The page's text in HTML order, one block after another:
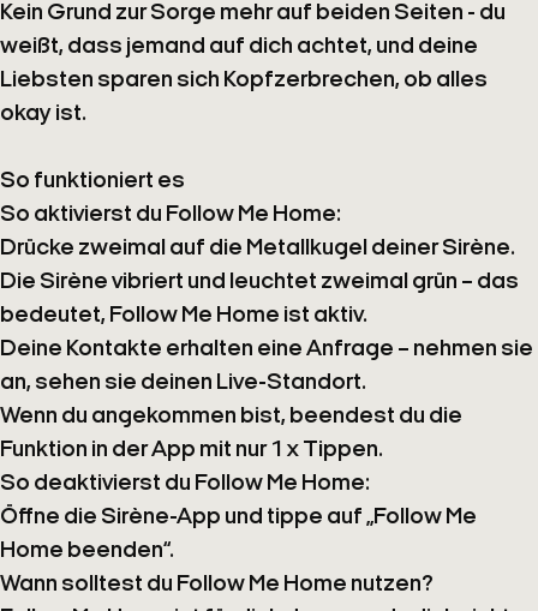
Kein Grund zur Sorge mehr auf beiden Seiten - du
weißt, dass jemand auf dich achtet, und deine
Liebsten sparen sich Kopfzerbrechen, ob alles
okay ist.
So funktioniert es
So aktivierst du Follow Me Home:
Drücke zweimal auf die Metallkugel deiner Sirène.
Die Sirène vibriert und leuchtet zweimal grün – das
bedeutet, Follow Me Home ist aktiv.
Deine Kontakte erhalten eine Anfrage – nehmen sie
an, sehen sie deinen Live-Standort.
Wenn du angekommen bist, beendest du die
Funktion in der App mit nur 1 x Tippen.
So deaktivierst du Follow Me Home:
Öffne die Sirène-App und tippe auf „Follow Me
Home beenden“.
Wann solltest du Follow Me Home nutzen?